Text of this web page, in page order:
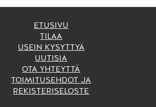
ETUSIVU
TILAA
USEIN KYSYTTYÄ
UUTISIA
OTA YHTEYTTÄ
TOIMITUSEHDOT JA
REKISTERISELOSTE